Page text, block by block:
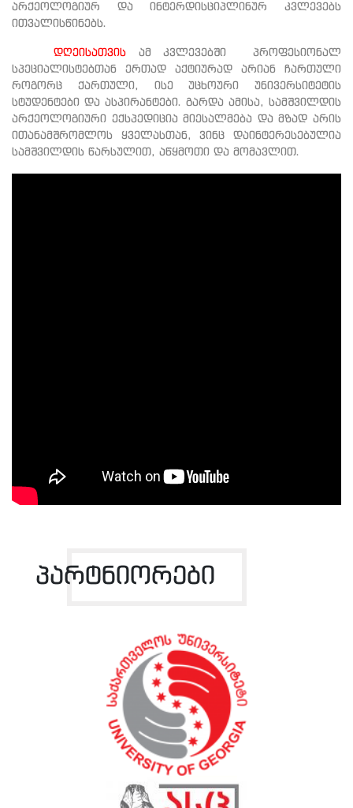
არქეოლოგიურ და ინტერდისციპლინურ კვლევებს
ითვალისწინებს.
დღეისათვის ამ კვლევებში პროფესიონალ
სპეციალისტებთან ერთად აქტიურად არიან ჩართული
როგორც ქართული, ისე უცხოური უნივერსიტეტის
სტუდენტები და ასპირანტები. გარდა ამისა, სამშვილდის
არქეოლოგიური ექსპედიცია მიესალმება და მზად არის
ითანამშრომლოს ყველასთან, ვინც დაინტერესებულია
სამშვილდის წარსულით, აწყმოთი და მომავლით.
პარტნიორები